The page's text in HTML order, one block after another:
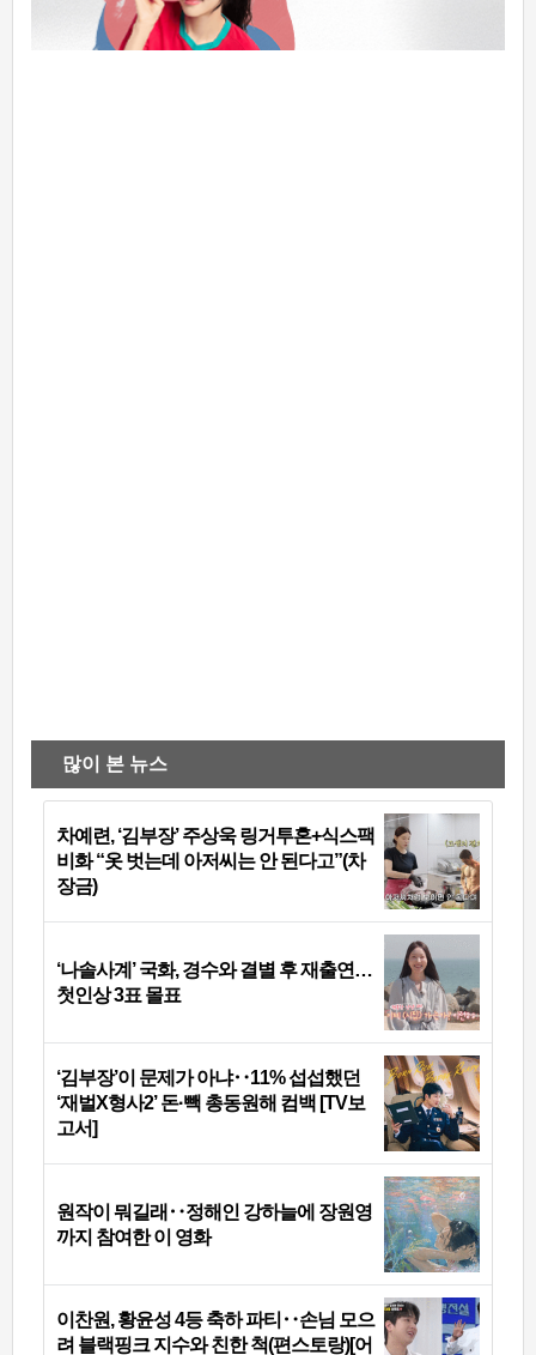
많이 본 뉴스
차예련, ‘김부장’ 주상욱 링거투혼+식스팩
비화 “옷 벗는데 아저씨는 안 된다고”(차
장금)
‘나솔사계’ 국화, 경수와 결별 후 재출연…
첫인상 3표 몰표
‘김부장’이 문제가 아냐‥11% 섭섭했던
‘재벌X형사2’ 돈·빽 총동원해 컴백 [TV보
고서]
원작이 뭐길래‥정해인 강하늘에 장원영
까지 참여한 이 영화
이찬원, 황윤성 4등 축하 파티‥손님 모으
려 블랙핑크 지수와 친한 척(편스토랑)[어